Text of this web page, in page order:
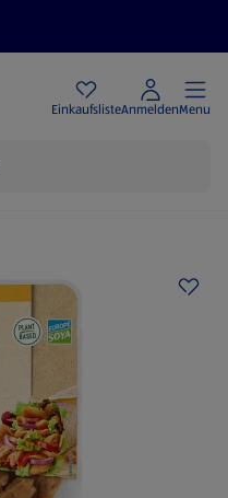
EinkaufslisteAnmeldenMenu